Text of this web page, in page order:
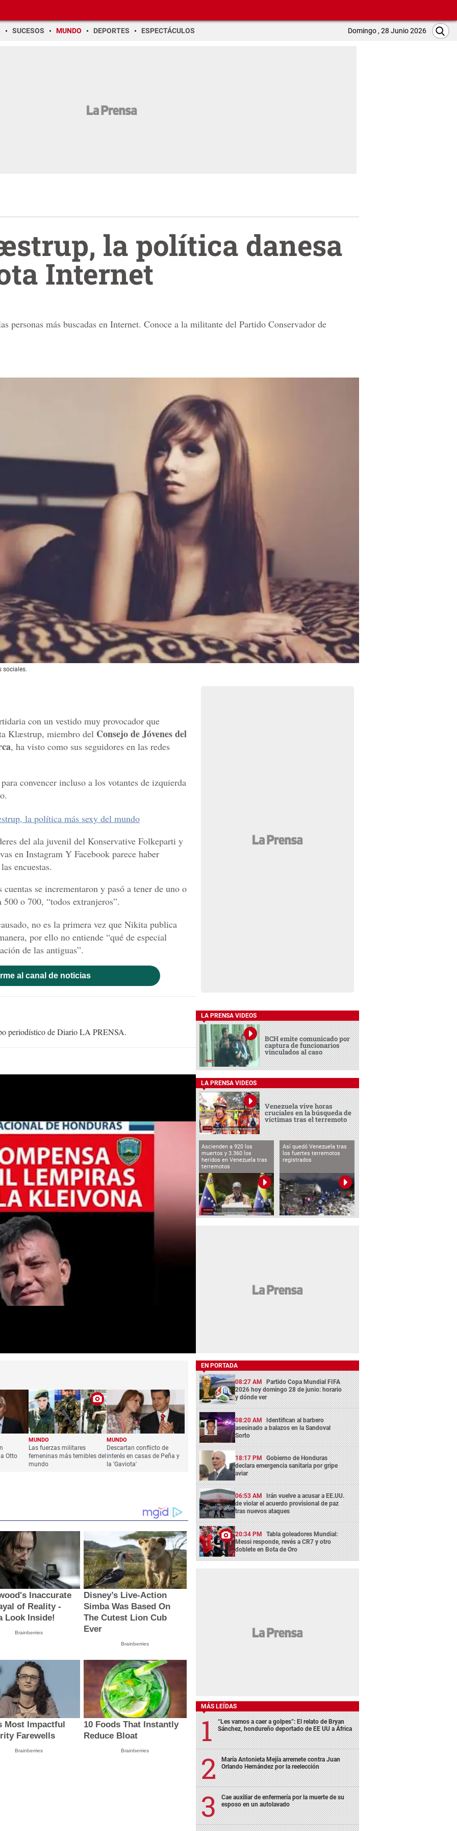
SUCESOS MUNDO DEPORTES ESPECTÁCULOS Domingo , 28 Junio 2026
la política danesa
Internet
personas más buscadas en Internet. Conoce a la militante del Partido Conservador de
sociales.
con un vestido muy provocador que
Klæstrup, miembro del Consejo de Jóvenes del
, ha visto como sus seguidores en las redes
convencer incluso a los votantes de izquierda
la política más sexy del mundo
del ala juvenil del Konservative Folkeparti y
en Instagram Y Facebook parece haber
encuestas.
se incrementaron y pasó a tener de uno o
o 700, “todos extranjeros”.
no es la primera vez que Nikita publica
por ello no entiende “qué de especial
de las antiguas”.
al canal de noticias
periodístico de Diario LA PRENSA.
Otto
MUNDO
Las fuerzas militares
femeninas más temibles del
mundo
MUNDO
Descartan conflicto de
interés en casas de Peña y
la 'Gaviota'
Inaccurate
of Reality -
Look Inside!
Brainberries
Disney’s Live-Action
Simba Was Based On
The Cutest Lion Cub
Ever
Brainberries
Most Impactful
Farewells
Brainberries
10 Foods That Instantly
Reduce Bloat
Brainberries
LA PRENSA VIDEOS
BCH emite comunicado por
captura de funcionarios
vinculados al caso
LA PRENSA VIDEOS
Venezuela vive horas
cruciales en la búsqueda de
víctimas tras el terremoto
Ascienden a 920 los
muertos y 3.360 los
heridos en Venezuela tras
terremotos
Así quedó Venezuela tras
los fuertes terremotos
registrados
EN PORTADA
08:27 AM Partido Copa Mundial FIFA
2026 hoy domingo 28 de junio: horario
y dónde ver
08:20 AM Identifican al barbero
asesinado a balazos en la Sandoval
Sorto
18:17 PM Gobierno de Honduras
declara emergencia sanitaria por gripe
aviar
06:53 AM Irán vuelve a acusar a EE.UU.
de violar el acuerdo provisional de paz
tras nuevos ataques
20:34 PM Tabla goleadores Mundial:
Messi responde, revés a CR7 y otro
doblete en Bota de Oro
MÁS LEÍDAS
“Les vamos a caer a golpes”: El relato de Bryan
Sánchez, hondureño deportado de EE UU a África
María Antonieta Mejía arremete contra Juan
Orlando Hernández por la reelección
Cae auxiliar de enfermería por la muerte de su
esposo en un autolavado